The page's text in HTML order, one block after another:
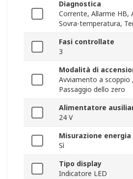
Diagnostica
Corrente, Allarme HB,
Sovra-temperatura,
Fasi controllate
3
Modalità di
Avviamento a scoppio
Passaggio dello zero
Alimentatore
24 V
Misurazione energia
Sì
Tipo display
Indicatore LED